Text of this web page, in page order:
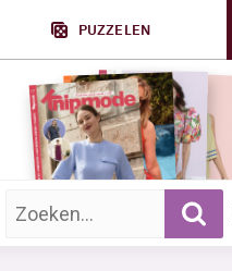
PUZZELEN
Zoek op trefwoord: